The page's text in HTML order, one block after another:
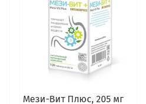
Мези-Вит Плюс, 205 мг